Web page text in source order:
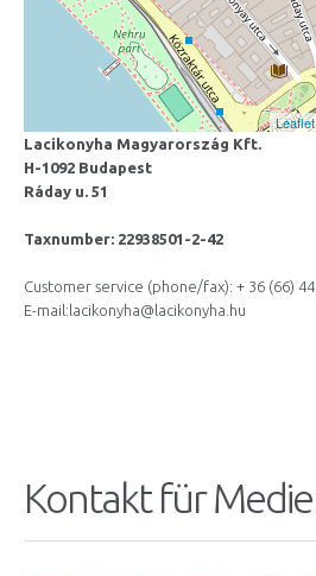
Leaflet
Lacikonyha Magyarország Kft.
H-1092 Budapest
Ráday u. 51
Taxnumber: 22938501-2-42
Customer service (phone/fax): + 36 (66)
E-mail:lacikonyha@lacikonyha.hu
Kontakt für